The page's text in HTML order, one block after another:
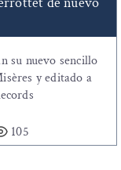
su nuevo sencillo
y editado a
105